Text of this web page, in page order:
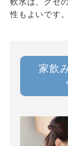
性もよいです。
家飲